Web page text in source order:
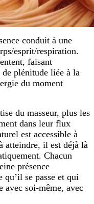
conduit à une
esprit/respiration.
faisant
de plénitude liée à la
du moment
du masseur, plus les
dans leur flux
est accessible à
atteindre, il est déjà là
Chacun
présence
qu’il se passe et qui
avec soi-même, avec